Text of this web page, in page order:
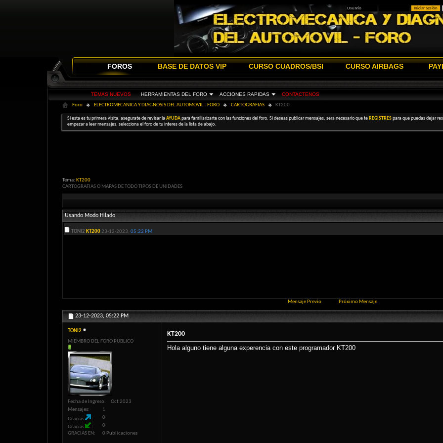
FOROS
TEMAS NUEVOS HERRAMIENTAS DEL FORO ACCIONES RAPIDAS CONTACTENOS
BASE DE DATOS VIP CURSO CUADROS/BSI CURSO AIRBAGS
Foro ELECTROMECANICA Y DIAGNOSIS DEL AUTOMOVIL - FORO CARTOGRAFIAS KT200
Si esta es tu primera visita, asegurate de revisar laAYUDApara familiarizarte con las funciones del foro. Si deseas publicar mensajes, sera necesario que te REGISTRESpara que puedas dejar
empezar a leer mensajes, selecciona el foro de tu interes de la lista de abajo.
Tema: KT200
CARTOGRAFIAS O MAPAS DE TODO TIPOS DE UNIDADES
Usando Modo Hilado
TONI2 KT20023-12-2023, 05:22 PM
Mensaje Previo Próximo Mensaje
23-12-2023, 05:22 PM
TONI2
MIEMBRO DEL FORO PUBLICO
Fecha de Ingreso
Oct 2023
Mensajes
1
Gracias
0
Gracias
0
GRACIAS EN
0 Publicaciones
KT200
Hola alguno tiene alguna experencia con este programador KT200